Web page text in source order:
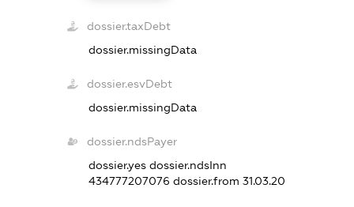
dossier.taxDebt
dossier.missingData
dossier.esvDebt
dossier.missingData
dossier.ndsPayer
dossier.yes dossier.ndsInn
434777207076 dossier.from 31.03.20